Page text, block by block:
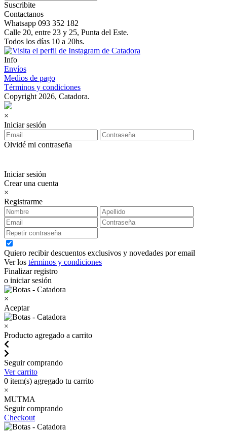
Suscribite
Contactanos
Whatsapp 093 352 182
Calle 20, entre 23 y 25, Punta del Este.
Todos los días 10 a 20hs.
Info
Envíos
Medios de pago
Términos y condiciones
Copyright 2026, Catadora.
×
Iniciar sesión
Olvidé mi contraseña
Iniciar sesión
Crear una cuenta
×
Registrarme
Quiero recibir descuentos exclusivos y novedades por email
Ver los términos y condiciones
Finalizar registro
o iniciar sesión
×
Aceptar
×
Producto agregado a carrito
Seguir comprando
Ver carrito
0 item(s) agregado tu carrito
×
MUTMA
Seguir comprando
Checkout